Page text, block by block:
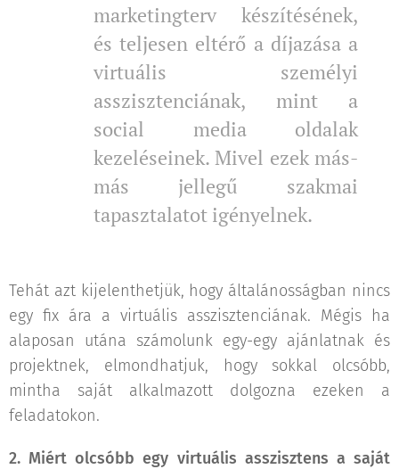
marketingterv készítésének,
és teljesen eltérő a díjazása a
virtuális személyi
asszisztenciának, mint a
social media oldalak
kezeléseinek. Mivel ezek más-
más jellegű szakmai
tapasztalatot igényelnek.
Tehát azt kijelenthetjük, hogy általánosságban nincs
egy fix ára a virtuális asszisztenciának. Mégis ha
alaposan utána számolunk egy-egy ajánlatnak és
projektnek, elmondhatjuk, hogy sokkal olcsóbb,
mintha saját alkalmazott dolgozna ezeken a
feladatokon.
2. Miért olcsóbb egy virtuális asszisztens a saját